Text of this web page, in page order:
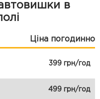
в
Ціна погодинно
399 грн/год
499 грн/год